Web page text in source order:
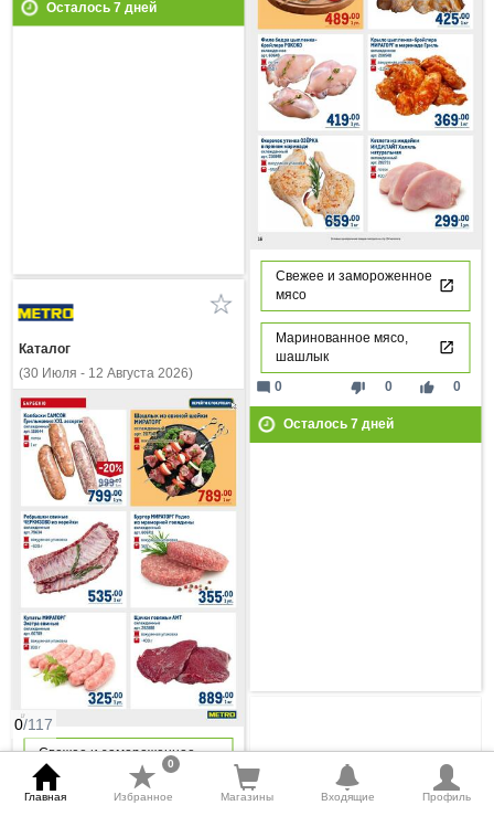
0/117
Осталось 7дней
Свежее и замороженное
мясо
Маринованное мясо,
шашлык
thumb_down 0 thumb_up 0
mode_comment 0
Осталось 7дней
Каталог
(30 Июля - 12 Августа 2026)
Свежее и замороженное
мясо
Главная Избранное
0
Магазины Входящие Профиль